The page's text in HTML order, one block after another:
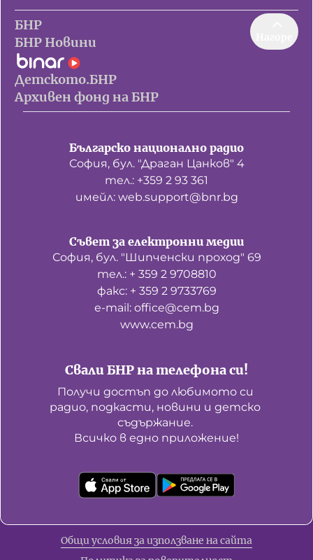
БНР
БНР Новини
Детското.БНР
Архивен фонд на БНР
Българско национално радио
София, бул. "Драган Цанков" 4
тел.: +359 2 93 361
имейл: web.support@bnr.bg
Свали БНР на телефона си!
Получи достъп до любимото си
радио, подкасти, новини и детско
съдържание.
Всичко в едно приложение!
Съвет за електронни медии
София, бул. "Шипченски проход" 69
тел.: + 359 2 9708810
факс: + 359 2 9733769
е-mail: office@cem.bg
www.cem.bg
Общи условия за използване на сайта